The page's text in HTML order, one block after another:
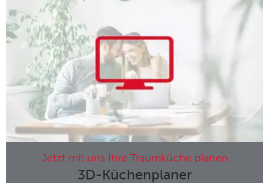
Jetzt mit uns Ihre Traumküche planen
3D-Küchenplaner